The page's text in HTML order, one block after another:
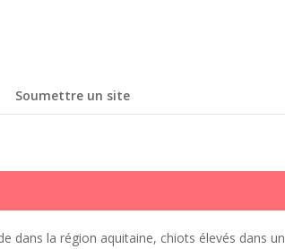
Soumettre un site
dans la région aquitaine, chiots élevés dans un